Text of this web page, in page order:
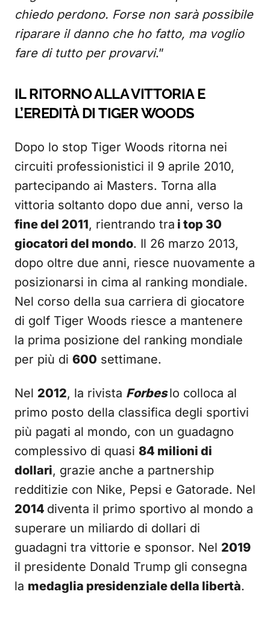
chiedo perdono. Forse non sarà possibile
riparare il danno che ho fatto, ma voglio
fare di tutto per provarvi.”
IL RITORNO ALLA VITTORIA E
L’EREDITÀ DI TIGER WOODS
Dopo lo stop Tiger Woods ritorna nei
circuiti professionistici il 9 aprile 2010,
partecipando ai Masters. Torna alla
vittoria soltanto dopo due anni, verso la
fine del 2011, rientrando tra i top 30
giocatori del mondo. Il 26 marzo 2013,
dopo oltre due anni, riesce nuovamente a
posizionarsi in cima al ranking mondiale.
Nel corso della sua carriera di giocatore
di golf Tiger Woods riesce a mantenere
la prima posizione del ranking mondiale
per più di 600 settimane.
Nel 2012, la rivista Forbeslo colloca al
primo posto della classifica degli sportivi
più pagati al mondo, con un guadagno
complessivo di quasi 84 milioni di
dollari, grazie anche a partnership
redditizie con Nike, Pepsi e Gatorade. Nel
2014 diventa il primo sportivo al mondo a
superare un miliardo di dollari di
guadagni tra vittorie e sponsor. Nel 2019
il presidente Donald Trump gli consegna
la medaglia presidenziale della libertà.